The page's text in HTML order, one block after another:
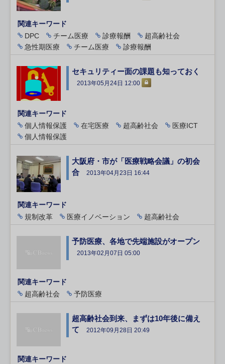
関連キーワード
DPC
チーム医療 診療報酬
超高齢社会
急性期医療
チーム医療 診療報酬
セキュリティー面の課題も知っておく
2013年05月24日 12:00
関連キーワード
個人情報保護
在宅医療 超高齢社会
医療ICT
個人情報保護
大阪府・市が「医療戦略会議」の初会
合
2013年04月23日 16:44
関連キーワード
規制改革
医療イノベーション 超高齢社会
予防医療、各地で先端施設がオープン
2013年02月07日 05:00
関連キーワード
超高齢社会
予防医療
超高齢社会到来、まずは10年後に備え
て
2012年09月28日 20:49
関連キーワード